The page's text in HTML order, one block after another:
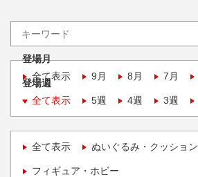
登場月
全て表示
9月 8月 7月
登場週
全て表示
5週 4週 3週
全て表示 ぬいぐるみ・クッション
フィギュア・ホビー